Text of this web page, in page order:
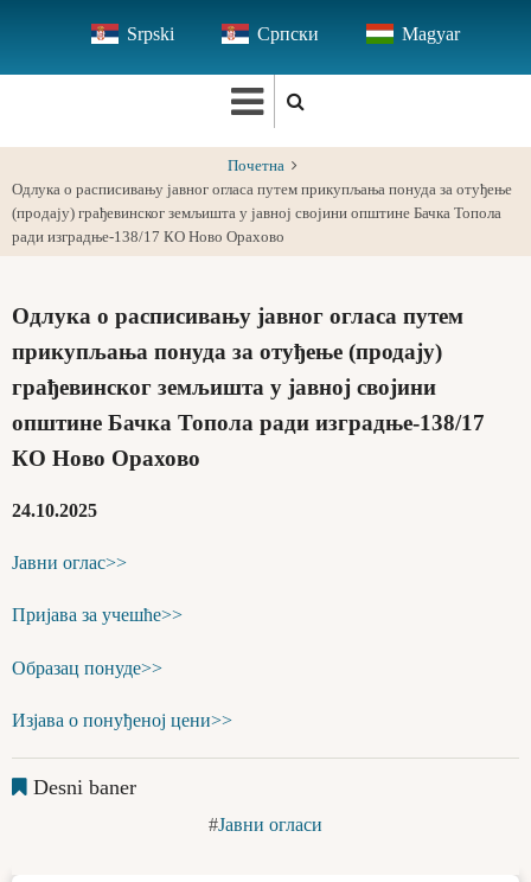
main
Srpski Српски Magyar
Почетна
Одлука о расписивању јавног огласа путем прикупљања понуда за отуђење
(продају) грађевинског земљишта у јавној својини општине Бачка Топола
ради изградње-138/17 КО Ново Орахово
Одлука о расписивању јавног огласа путем
прикупљања понуда за отуђење (продају)
грађевинског земљишта у јавној својини
општине Бачка Топола ради изградње-138/17
КО Ново Орахово
24.10.2025
Јавни оглас>>
Пријава за учешће>>
Образац понуде>>
Изјава о понуђеној цени>>
Desni baner
Јавни огласи